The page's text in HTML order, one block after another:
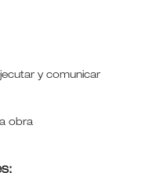
y comunicar
obra